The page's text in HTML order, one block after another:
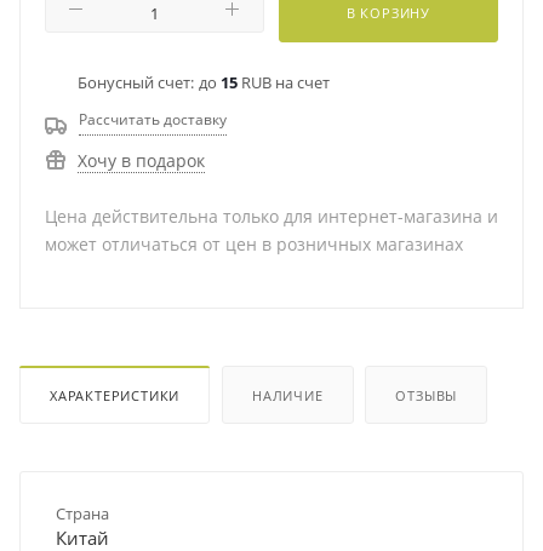
В КОРЗИНУ
Бонусный счет: до 15 RUB на счет
Рассчитать доставку
Хочу в подарок
Цена действительна только для интернет-магазина и
может отличаться от цен в розничных магазинах
ХАРАКТЕРИСТИКИ НАЛИЧИЕ ОТЗЫВЫ
Страна
Китай